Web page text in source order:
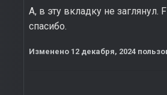
А, в эту вкладку не заглянул.
спасибо.
Изменено 12 декабря, 2024